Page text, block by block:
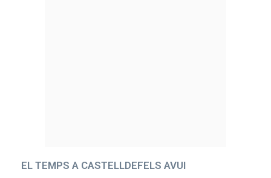
EL TEMPS A CASTELLDEFELS AVUI